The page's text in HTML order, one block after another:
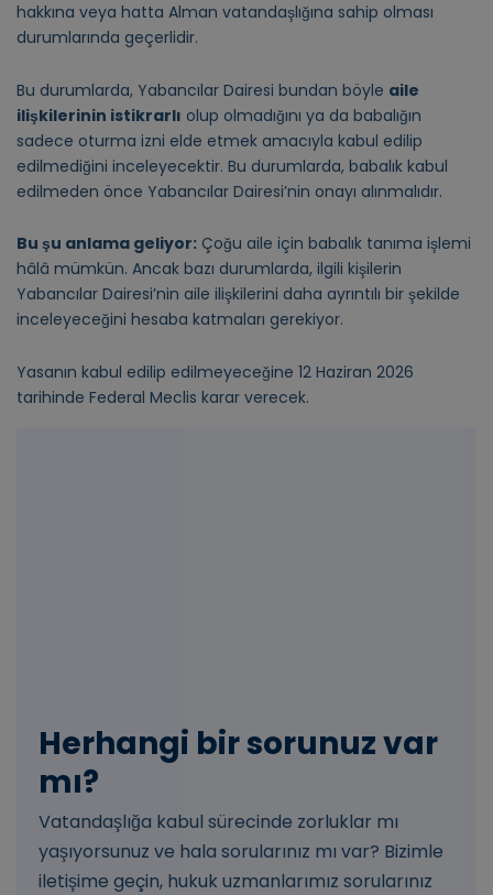
hakkına veya hatta Alman vatandaşlığına sahip olması
durumlarında geçerlidir.
Bu durumlarda, Yabancılar Dairesi bundan böyle aile
ilişkilerinin istikrarlı olup olmadığını ya da babalığın
sadece oturma izni elde etmek amacıyla kabul edilip
edilmediğini inceleyecektir. Bu durumlarda, babalık kabul
edilmeden önce Yabancılar Dairesi’nin onayı alınmalıdır.
Bu şu anlama geliyor: Çoğu aile için babalık tanıma işlemi
hâlâ mümkün. Ancak bazı durumlarda, ilgili kişilerin
Yabancılar Dairesi’nin aile ilişkilerini daha ayrıntılı bir şekilde
inceleyeceğini hesaba katmaları gerekiyor.
Yasanın kabul edilip edilmeyeceğine 12 Haziran 2026
tarihinde Federal Meclis karar verecek.
Herhangi bir sorunuz var
mı?
Vatandaşlığa kabul sürecinde zorluklar mı
yaşıyorsunuz ve hala sorularınız mı var? Bizimle
iletişime geçin, hukuk uzmanlarımız sorularınız